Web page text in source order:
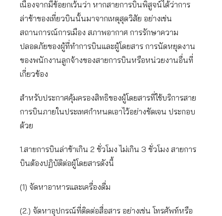
เนื่องจากมีข้อยกเว้นว่า หากสายการบินพิสูจน์ได้ว่าการ
ล่าช้าของเที่ยวบินนั้นมาจากเหตุสุดวิสัย อย่างเช่น
สถานการณ์การเมือง สภาพอากาศ การรักษาความ
ปลอดภัยของผู้ที่ทำการบินและผู้โดยสาร การนัดหยุดงาน
ของพนักงานลูกจ้างของสายการบินหรือหน่วยงานอื่นที่
เกี่ยวข้อง
สำหรับประกาศคุ้มครองสิทธิของผู้โดยสารที่ใช้บริการสาย
การบินภายในประเทศกำหนดเอาไว้อย่างชัดเจน ประกอบ
ด้วย
1.สายการบินล่าช้าเกิน 2 ชั่วโมง ไม่เกิน 3 ชั่วโมง สายการ
บินต้องปฏิบัติต่อผู้โดยสารดังนี้
(1) จัดหาอาหารและเครื่องดื่ม
(2.) จัดหาอุปกรณ์ที่ติดต่อสื่อสาร อย่างเช่น โทรศัพท์หรือ